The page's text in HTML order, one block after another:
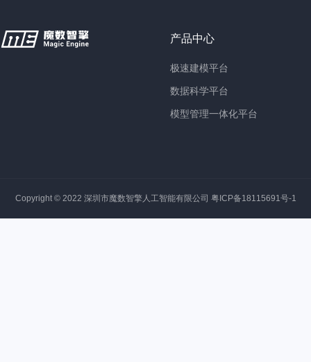
产品中心
极速建模平台
数据科学平台
模型管理一体化平台
Copyright © 2022 深圳市魔数智擎人工智能有限公司 粤ICP备18115691号-1